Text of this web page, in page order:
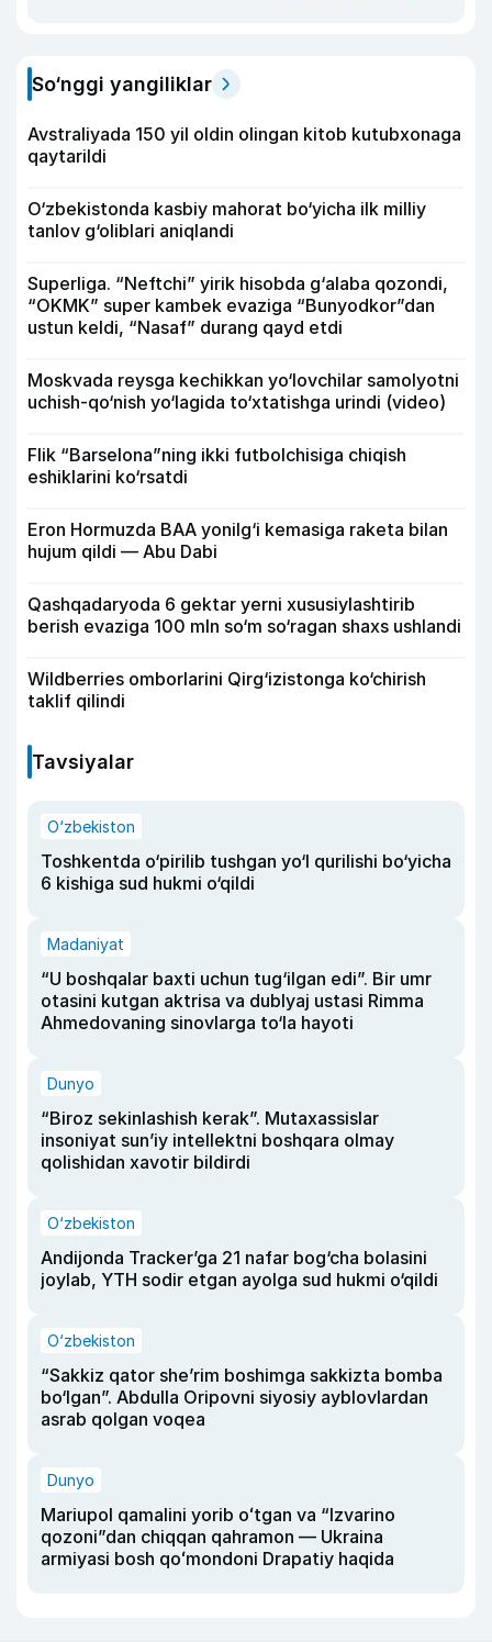
So‘nggi yangiliklar
Avstraliyada 150 yil oldin olingan kitob kutubxonaga
qaytarildi
O‘zbekistonda kasbiy mahorat bo‘yicha ilk milliy
tanlov g‘oliblari aniqlandi
Superliga. “Neftchi” yirik hisobda g‘alaba qozondi,
“OKMK” super kambek evaziga “Bunyodkor”dan
ustun keldi, “Nasaf” durang qayd etdi
Moskvada reysga kechikkan yo‘lovchilar samolyotni
uchish-qo‘nish yo‘lagida to‘xtatishga urindi (video)
Flik “Barselona”ning ikki futbolchisiga chiqish
eshiklarini ko‘rsatdi
Eron Hormuzda BAA yonilg‘i kemasiga raketa bilan
hujum qildi — Abu Dabi
Qashqadaryoda 6 gektar yerni xususiylashtirib
berish evaziga 100 mln so‘m so‘ragan shaxs ushlandi
Wildberries omborlarini Qirg‘izistonga ko‘chirish
taklif qilindi
Tavsiyalar
O‘zbekiston
Toshkentda o‘pirilib tushgan yo‘l qurilishi bo‘yicha
6 kishiga sud hukmi o‘qildi
Madaniyat
“U boshqalar baxti uchun tug‘ilgan edi”. Bir umr
otasini kutgan aktrisa va dublyaj ustasi Rimma
Ahmedovaning sinovlarga to‘la hayoti
Dunyo
“Biroz sekinlashish kerak”. Mutaxassislar
insoniyat sun’iy intellektni boshqara olmay
qolishidan xavotir bildirdi
O‘zbekiston
Andijonda Tracker’ga 21 nafar bog‘cha bolasini
joylab, YTH sodir etgan ayolga sud hukmi o‘qildi
O‘zbekiston
“Sakkiz qator she’rim boshimga sakkizta bomba
bo‘lgan”. Abdulla Oripovni siyosiy ayblovlardan
asrab qolgan voqea
Dunyo
Mariupol qamalini yorib oʻtgan va “Izvarino
qozoni”dan chiqqan qahramon — Ukraina
armiyasi bosh qoʻmondoni Drapatiy haqida